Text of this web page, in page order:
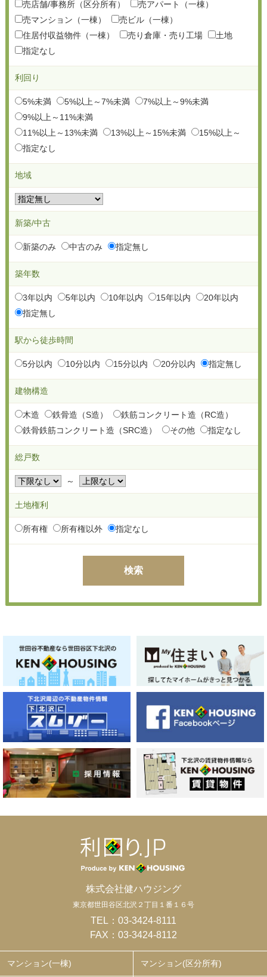
売店舗/事務所（区分所有）
売アパート（一棟）
売マンション（一棟）
売ビル（一棟）
住居付収益物件（一棟）
売り倉庫・売り工場
土地
指定なし
利回り
5%未満 5%以上～7%未満
7%以上～9%未満
9%以上～11%未満
11%以上～13%未満
13%以上～15%未満
15%以上～
指定なし
地域
新築/中古
新築のみ 中古のみ 指定無し
築年数
3年以内 5年以内 10年以内 15年以内
20年以内
指定無し
駅から徒歩時間
5分以内 10分以内 15分以内 20分以内 指定無し
建物構造
木造 鉄骨造（S造）
鉄筋コンクリート造（RC造）
鉄骨鉄筋コンクリート造（SRC造）
その他 指定なし
総戸数
～
土地権利
所有権 所有権以外 指定なし
株式会社健ハウジング
東京都世田谷区北沢２丁目１番１６号
TEL： 03-3424-8111
FAX：03-3424-8112
マンション(一棟) マンション(区分所有)